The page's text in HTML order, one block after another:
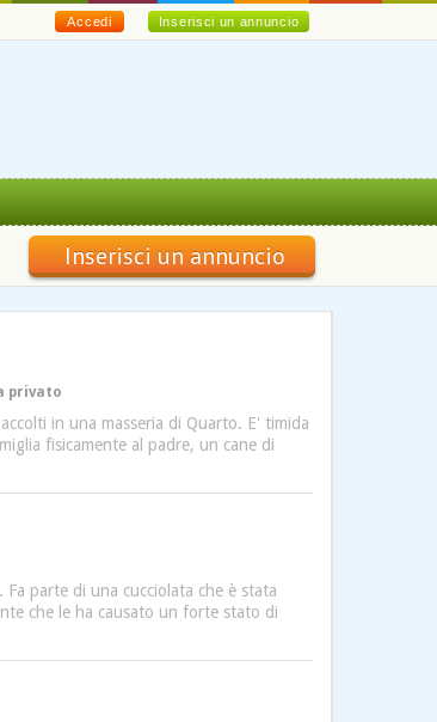
Inserisci un annuncio
Accedi
Inserisci un annuncio
privato
in una masseria di Quarto. E' timida
fisicamente al padre, un cane di
parte di una cucciolata che è stata
che le ha causato un forte stato di